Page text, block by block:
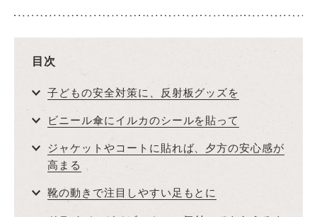
目次
子どもの安全対策に、反射板グッズを
ビニール傘にイルカのシールを貼って
ジャケットやコートに貼れば、夕方の安心感が
高まる
靴の動きで注目しやすい足もとに